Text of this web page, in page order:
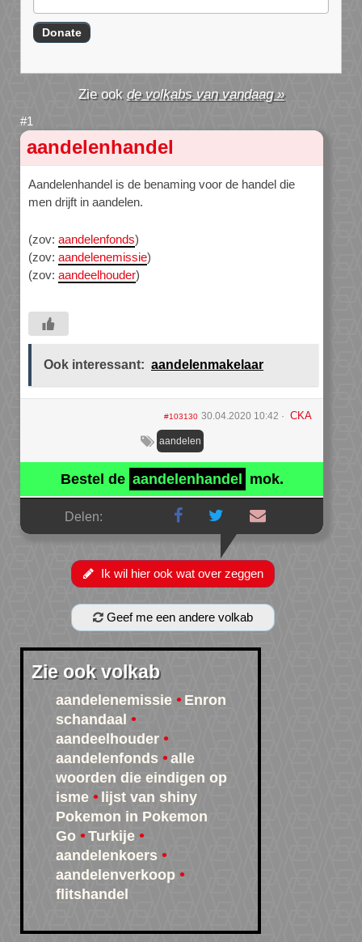
de volkabs van vandaag »
aandelenhandel
Aandelenhandel is de benaming voor de handel die
men drijft in aandelen.
(zov: aandelenfonds)
(zov: aandelenemissie)
(zov: aandeelhouder)
Ook interessant: aandelenmakelaar
#103130 30.04.2020 10:42 CKA
aandelen
Bestel de aandelenhandel mok.
Delen:
Ik wil hier ook wat over zeggen
Geef me een andere volkab
Zie ook volkab
aandelenemissie
Enron
schandaal
aandeelhouder
aandelenfonds
alle
woorden die eindigen op
isme
lijst van shiny
Pokemon in Pokemon
Go
Turkije
aandelenkoers
aandelenverkoop
flitshandel